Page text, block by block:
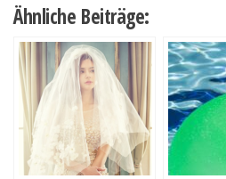
Ähnliche Beiträge: